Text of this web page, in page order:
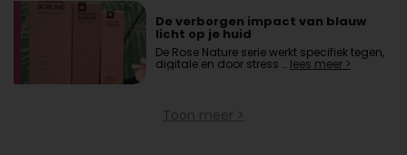
De verborgen impact van blauw
licht op je huid
De Rose Nature serie werkt specifiek tegen,
digitale en door stress … lees meer >
Toon meer >